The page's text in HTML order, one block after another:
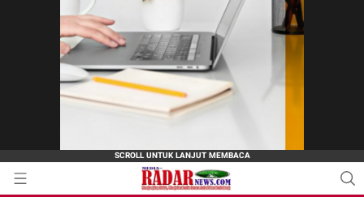
M-Radar News
media online